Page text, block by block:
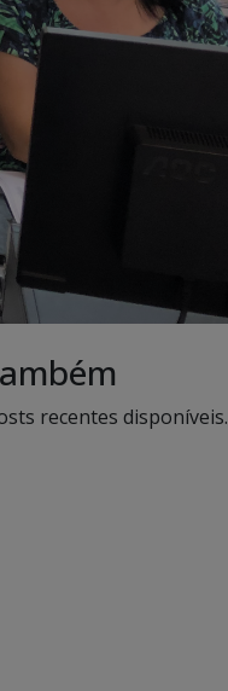
recentes disponíveis.